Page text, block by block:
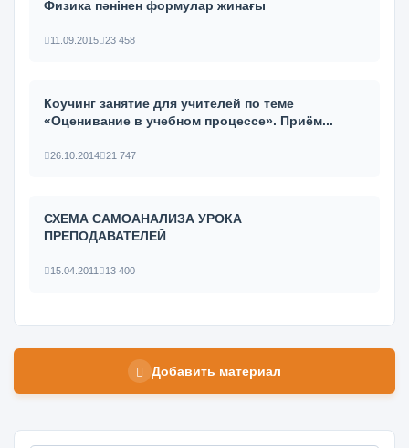
Физика пәнінен формулар жинағы
11.09.2015 23 458
Коучинг занятие для учителей по теме
«Оценивание в учебном процессе». Приём...
26.10.2014 21 747
СХЕМА САМОАНАЛИЗА УРОКА
ПРЕПОДАВАТЕЛЕЙ
15.04.2011 13 400
Добавить материал